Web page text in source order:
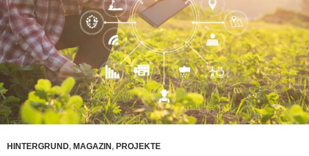
HINTERGRUND, MAGAZIN , PROJEKTE